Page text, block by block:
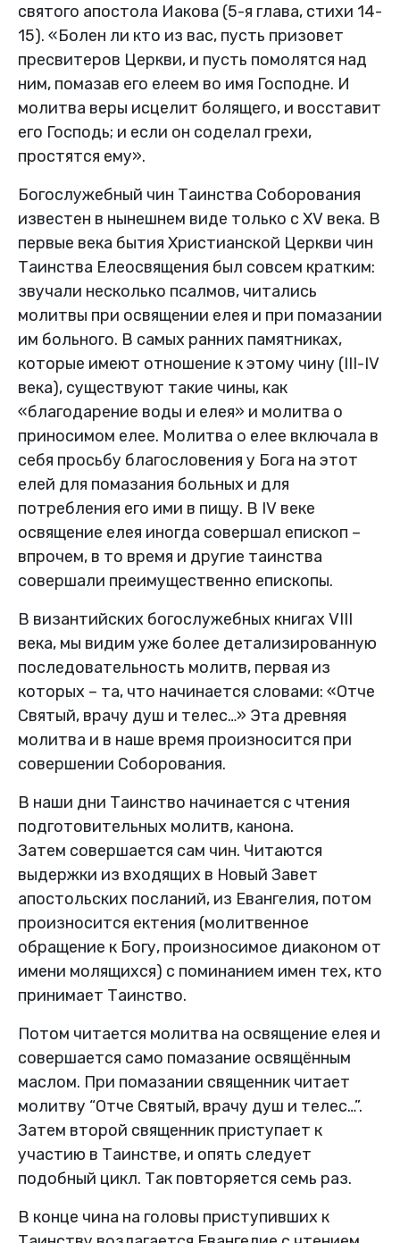
святого апостола Иакова (5-я глава, стихи 14-
15). «Болен ли кто из вас, пусть призовет
пресвитеров Церкви, и пусть помолятся над
ним, помазав его елеем во имя Господне. И
молитва веры исцелит болящего, и восставит
его Господь; и если он соделал грехи,
простятся ему».
Богослужебный чин Таинства Соборования
известен в нынешнем виде только с XV века. В
первые века бытия Христианской Церкви чин
Таинства Елеосвящения был совсем кратким:
звучали несколько псалмов, читались
молитвы при освящении елея и при помазании
им больного. В самых ранних памятниках,
которые имеют отношение к этому чину (III-IV
века), существуют такие чины, как
«благодарение воды и елея» и молитва о
приносимом елее. Молитва о елее включала в
себя просьбу благословения у Бога на этот
елей для помазания больных и для
потребления его ими в пищу. В IV веке
освящение елея иногда совершал епископ –
впрочем, в то время и другие таинства
совершали преимущественно епископы.
В византийских богослужебных книгах VIII
века, мы видим уже более детализированную
последовательность молитв, первая из
которых – та, что начинается словами: «Отче
Святый, врачу душ и телес…» Эта древняя
молитва и в наше время произносится при
совершении Соборования.
В наши дни Таинство начинается с чтения
подготовительных молитв, канона.
Затем совершается сам чин. Читаются
выдержки из входящих в Новый Завет
апостольских посланий, из Евангелия, потом
произносится ектения (молитвенное
обращение к Богу, произносимое диаконом от
имени молящихся) с поминанием имен тех, кто
принимает Таинство.
Потом читается молитва на освящение елея и
совершается само помазание освящённым
маслом. При помазании священник читает
молитву “Отче Святый, врачу душ и телес…”.
Затем второй священник приступает к
участию в Таинстве, и опять следует
подобный цикл. Так повторяется семь раз.
В конце чина на головы приступивших к